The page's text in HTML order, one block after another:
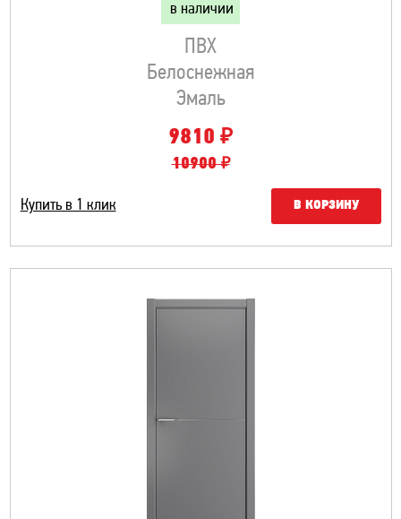
в наличии
ПВХ
Белоснежная
Эмаль
9810 ₽
10900 ₽
Купить в 1 клик В КОРЗИНУ